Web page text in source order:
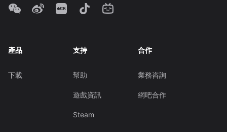
產品
下載
支持
幫助
遊戲資訊
Steam
合作
業務咨詢
網吧合作